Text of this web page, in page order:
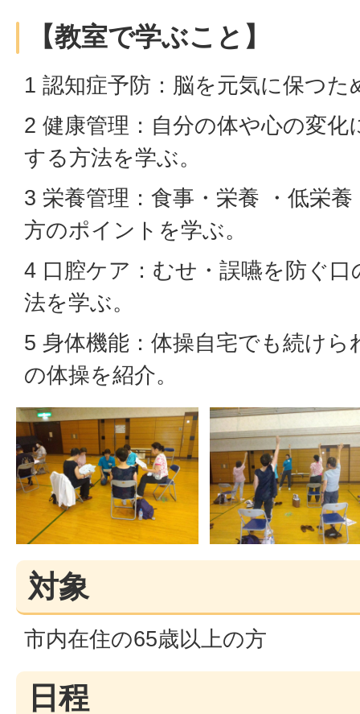
【教室で学ぶこと】
1 認知症予防：脳を元気に保つ
2 健康管理：自分の体や心の変化
する方法を学ぶ。
3 栄養管理：食事・栄養 ・低栄
方のポイントを学ぶ。
4 口腔ケア：むせ・誤嚥を防ぐ
法を学ぶ。
5 身体機能：体操自宅でも続けら
の体操を紹介。
対象
市内在住の65歳以上の方
日程